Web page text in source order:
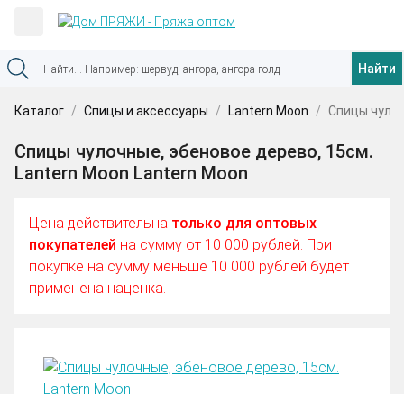
Найти
Каталог Спицы и аксессуары Lantern Moon Спицы
Спицы чулочные, эбеновое дерево, 15см.
Lantern Moon Lantern Moon
Цена действительна только для оптовых
покупателей на сумму от 10 000 рублей. При
покупке на сумму меньше 10 000 рублей будет
применена наценка.